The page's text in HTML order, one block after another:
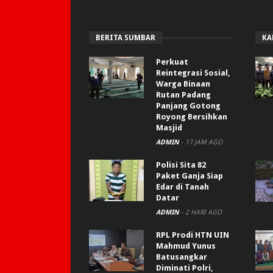
BERITA SUMBAR
Perkuat
Reintegrasi Sosial,
Warga Binaan
Rutan Padang
Panjang Gotong
Royong Bersihkan
Masjid
ADMIN - 17 JAM AGO
Polisi Sita 82
Paket Ganja Siap
Edar di Tanah
Datar
ADMIN - 2 HARI AGO
RPL Prodi HTN UIN
Mahmud Yunus
Batusangkar
Diminati Polri,